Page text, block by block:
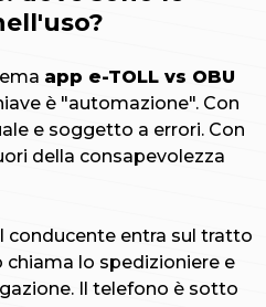
app e-TOLL vs OBU
è "automazione". Con
e soggetto a errori. Con
della consapevolezza
conducente entra sul tratto
lo spedizioniere e
Il telefono è sotto